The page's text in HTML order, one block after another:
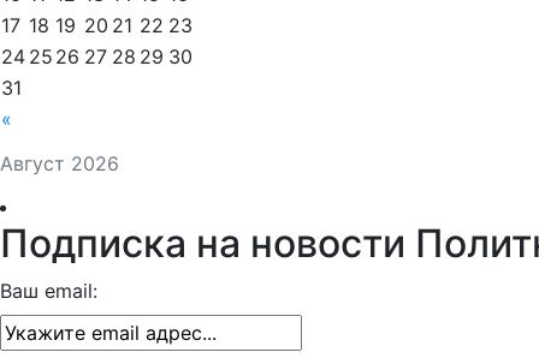
Август 2026
«
17 18 19 20 21 22 23
24 25 26 27 28 29 30
31
Подписка на новости
Ваш email: